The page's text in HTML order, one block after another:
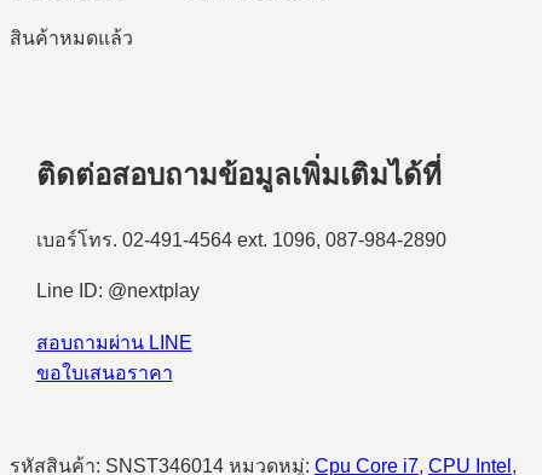
สินค้าหมดแล้ว
ติดต่อสอบถามข้อมูลเพิ่มเติมได้ที่
เบอร์โทร. 02-491-4564 ext. 1096, 087-984-2890
Line ID: @nextplay
สอบถามผ่าน LINE
ขอใบเสนอราคา
รหัสสินค้า: SNST346014 หมวดหมู่: Cpu Core i7, CPU Intel ,